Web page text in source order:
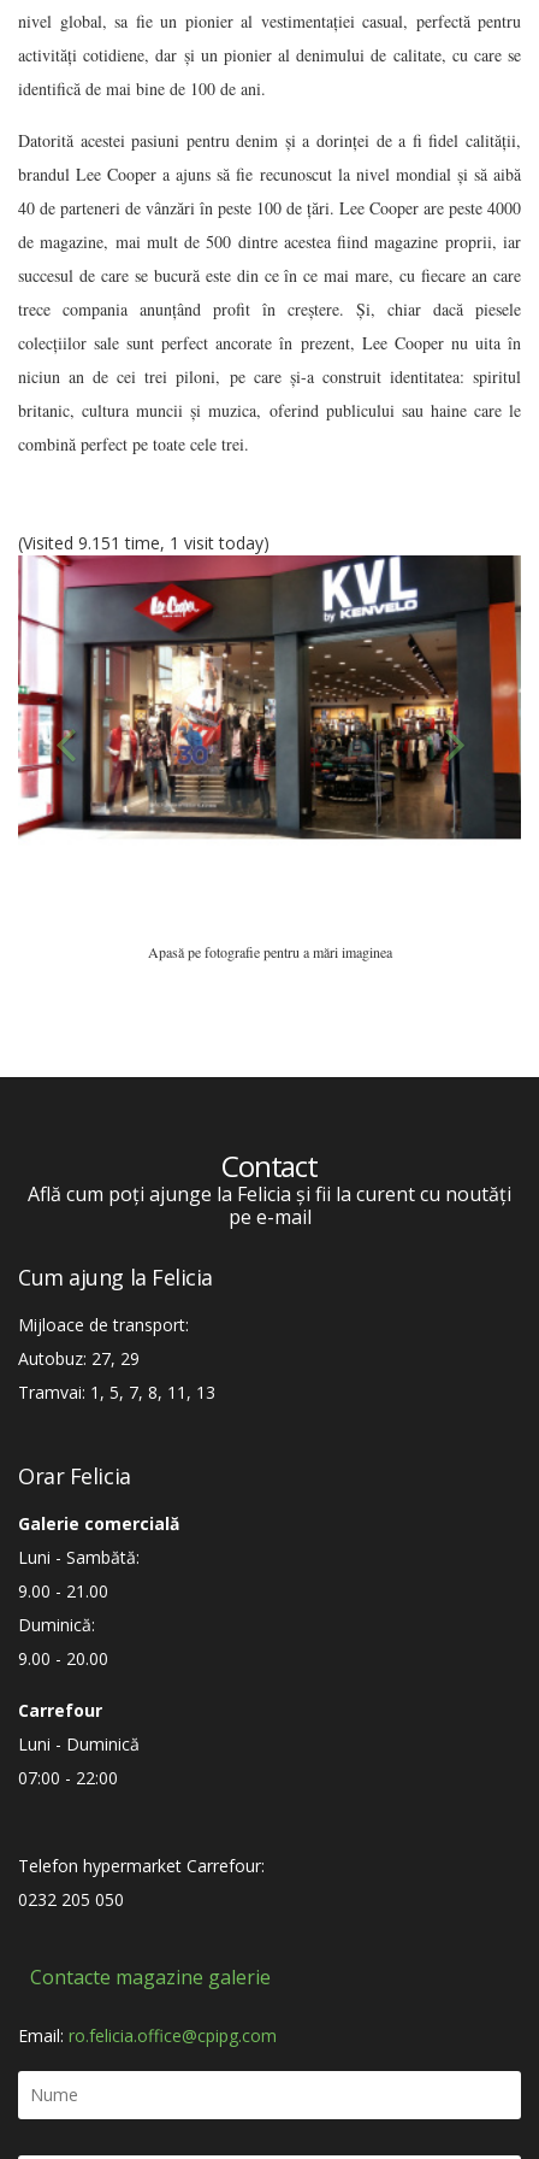
nivel global, sa fie un pionier al vestimentației casual, perfectă pentru
activități cotidiene, dar și un pionier al denimului de calitate, cu care se
identifică de mai bine de 100 de ani.
Datorită acestei pasiuni pentru denim și a dorinței de a fi fidel calității,
brandul Lee Cooper a ajuns să fie recunoscut la nivel mondial și să aibă
40 de parteneri de vânzări în peste 100 de țări. Lee Cooper are peste 4000
de magazine, mai mult de 500 dintre acestea fiind magazine proprii, iar
succesul de care se bucură este din ce în ce mai mare, cu fiecare an care
trece compania anunțând profit în creștere. Și, chiar dacă piesele
colecțiilor sale sunt perfect ancorate în prezent, Lee Cooper nu uita în
niciun an de cei trei piloni, pe care și-a construit identitatea: spiritul
britanic, cultura muncii și muzica, oferind publicului sau haine care le
combină perfect pe toate cele trei.
(Visited 9.151 time, 1 visit today)
Apasă pe fotografie pentru a mări imaginea
Contact
Află cum poți ajunge la Felicia și fii la curent cu noutăți
pe e-mail
Cum ajung la Felicia
Mijloace de transport:
Autobuz: 27, 29
Tramvai: 1, 5, 7, 8, 11, 13
Orar Felicia
Galerie comercială
Luni - Sambătă:
9.00 - 21.00
Duminică:
9.00 - 20.00
Carrefour
Luni - Duminică
07:00 - 22:00
Telefon hypermarket Carrefour:
0232 205 050
Contacte magazine galerie
Email: ro.felicia.office@cpipg.com